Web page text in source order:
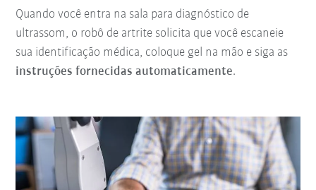
Quando você entra na sala para diagnóstico de
ultrassom, o robô de artrite solicita que você escaneie
sua identificação médica, coloque gel na mão e siga as
instruções fornecidas automaticamente.